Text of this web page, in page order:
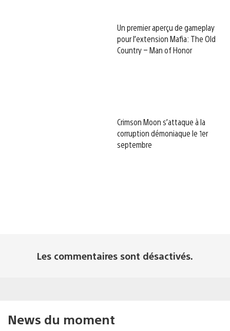
Un premier aperçu de gameplay
pour l’extension Mafia: The Old
Country – Man of Honor
Crimson Moon s’attaque à la
corruption démoniaque le 1er
septembre
Les commentaires sont désactivés.
News du moment